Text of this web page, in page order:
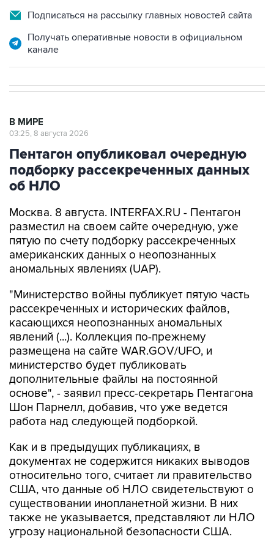
Подписаться на рассылку главных новостей сайта
Получать оперативные новости в официальном
канале
В МИРЕ
03:25, 8 августа 2026
Пентагон опубликовал очередную
подборку рассекреченных данных
об НЛО
Москва. 8 августа. INTERFAX.RU - Пентагон
разместил на своем сайте очередную, уже
пятую по счету подборку рассекреченных
американских данных о неопознанных
аномальных явлениях (UAP).
"Министерство войны публикует пятую часть
рассекреченных и исторических файлов,
касающихся неопознанных аномальных
явлений (...). Коллекция по-прежнему
размещена на сайте WAR.GOV/UFO, и
министерство будет публиковать
дополнительные файлы на постоянной
основе", - заявил пресс-секретарь Пентагона
Шон Парнелл, добавив, что уже ведется
работа над следующей подборкой.
Как и в предыдущих публикациях, в
документах не содержится никаких выводов
относительно того, считает ли правительство
США, что данные об НЛО свидетельствуют о
существовании инопланетной жизни. В них
также не указывается, представляют ли НЛО
угрозу национальной безопасности США.